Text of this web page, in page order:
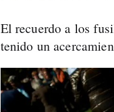
El recuerdo a los
tenido un